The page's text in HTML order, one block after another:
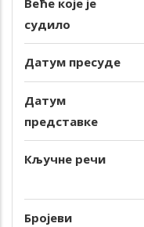
судило
Датум пресуде
Датум
представке
Кључне речи
Бројеви